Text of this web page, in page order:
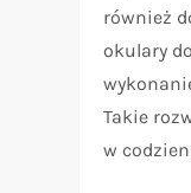
również
okulary
Takie
w